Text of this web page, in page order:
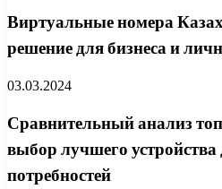
Виртуальные номера
решение для бизнеса и
03.03.2024
Сравнительный анализ
выбор лучшего
потребностей